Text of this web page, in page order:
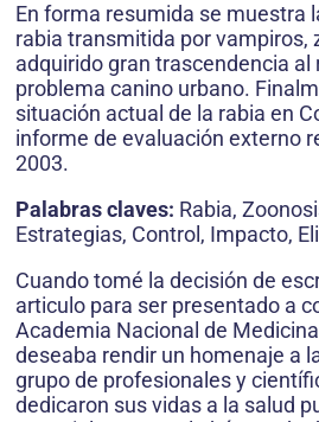
En forma resumida se muestra
rabia transmitida por vampiros,
adquirido gran trascendencia al
problema canino urbano.
situación actual de la rabia en
informe de evaluación externo
2003.
Palabras claves: Rabia,
Estrategias, Control, Impacto,
Cuando tomé la decisión de
articulo para ser presentado a
Academia Nacional de
deseaba rendir un homenaje a
grupo de profesionales y
dedicaron sus vidas a la salud